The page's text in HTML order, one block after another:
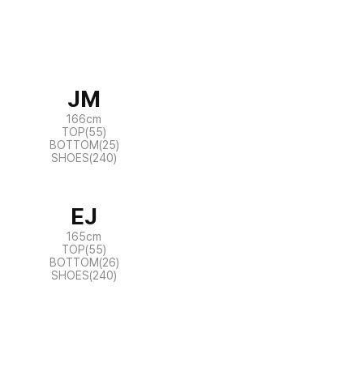
JM
166cm
TOP(55)
BOTTOM(25)
SHOES(240)
EJ
165cm
TOP(55)
BOTTOM(26)
SHOES(240)